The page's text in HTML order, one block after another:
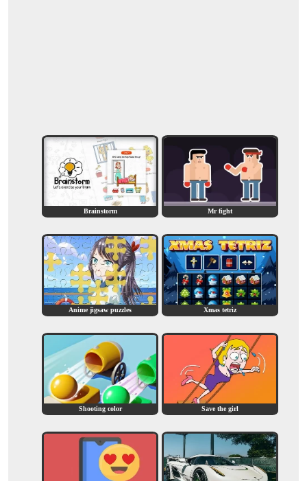
Brainstorm Mr fight
Anime jigsaw puzzles Xmas tetriz
Shooting color Save the girl